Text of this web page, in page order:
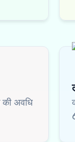
अवधि